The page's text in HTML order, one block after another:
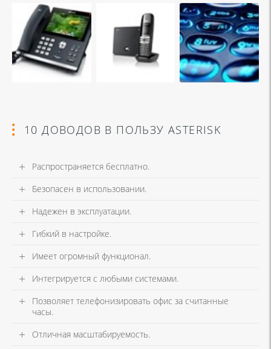
10 ДОВОДОВ В ПОЛЬЗУ ASTERISK
Распространяется бесплатно.
Безопасен в использовании.
Надежен в эксплуатации.
Гибкий в настройке.
Имеет огромный функционал.
Интегрируется с любыми системами.
Позволяет телефонизировать офис за считанные
часы.
Отличная масштабируемость.